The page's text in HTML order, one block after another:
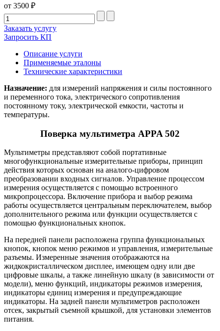
от 3500 ₽
Заказать услугу
Запросить КП
Описание услуги
Применяемые эталоны
Технические характеристики
Назначение: для измерений напряжения и силы постоянного
и переменного тока, электрического сопротивления
постоянному току, электрической емкости, частоты и
температуры.
Поверка мультиметра APPA 502
Мультиметры представляют собой портативные
многофункциональные измерительные приборы, принцип
действия которых основан на аналого-цифровом
преобразовании входных сигналов. Управление процессом
измерения осуществляется с помощью встроенного
микропроцессора. Включение прибора и выбор режима
работы осуществляется центральным переключателем, выбор
дополнительного режима или функции осуществляется с
помощью функциональных кнопок.
На передней панели расположена группа функциональных
кнопок, кнопок меню режимов и управления, измерительные
разъемы. Измеренные значения отображаются на
жидкокристаллическом дисплее, имеющем одну или две
цифровые шкалы, а также линейную шкалу (в зависимости от
модели), меню функций, индикаторы режимов измерения,
индикаторы единиц измерения и предупреждающие
индикаторы. На задней панели мультиметров расположен
отсек, закрытый съемной крышкой, для установки элементов
питания.